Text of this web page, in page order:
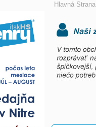
Hlavná Strana